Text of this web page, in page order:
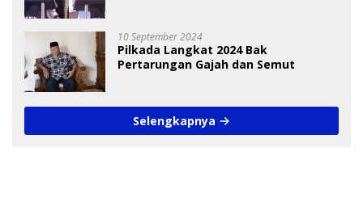
10 September 2024
Pilkada Langkat 2024 Bak
Pertarungan Gajah dan Semut
Selengkapnya